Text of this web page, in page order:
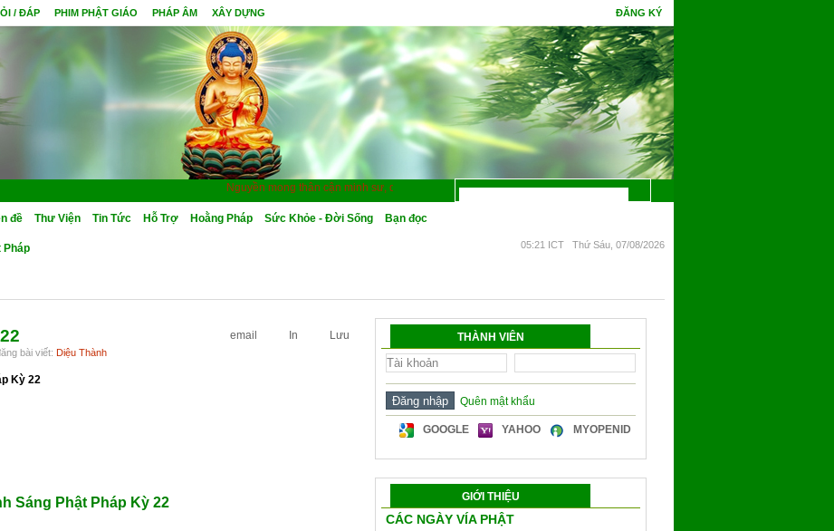
/ ĐÁP PHIM PHẬT GIÁO PHÁP ÂM XÂY DỰNG ĐĂNG KÝ
Nguyền mong thân cận minh sư, quả Bồ Đề một đêm mà chín. Phúc gặp tình cờ tri thức, hoa Ưu Đàm mấy kiếp đâm bông.
đề Thư Viện Tin Tức Hỗ Trợ Hoằng Pháp
Pháp
Sức Khỏe - Đời Sống Bạn đọc
05:21 ICT Thứ Sáu, 07/08/2026
email In Lưu
bài viết: Diệu Thành
Kỳ 22
Sáng Phật Pháp Kỳ 22
THÀNH VIÊN
Quên mật khẩu
GOOGLE YAHOO MYOPENID
GIỚI THIỆU
CÁC NGÀY VÍA PHẬT